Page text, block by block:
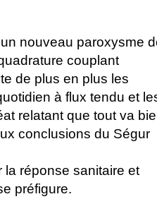
nouveau paroxysme
couplant
de plus en plus les
à flux tendu et
relatant que tout va
conclusions du Ségur
réponse sanitaire et
préfigure.